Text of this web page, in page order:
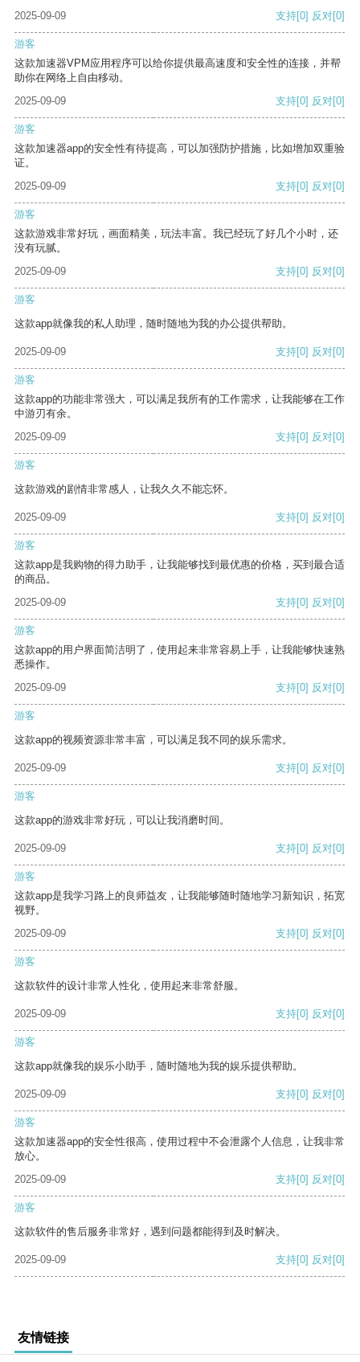
2025-09-09 支持[0] 反对[0]
游客
这款加速器VPM应用程序可以给你提供最高速度和安全性的连接，并帮
助你在网络上自由移动。
2025-09-09
支持[0] 反对[0]
游客
这款加速器app的安全性有待提高，可以加强防护措施，比如增加双重验
证。
2025-09-09
支持[0] 反对[0]
游客
这款游戏非常好玩，画面精美，玩法丰富。我已经玩了好几个小时，还
没有玩腻。
2025-09-09
支持[0] 反对[0]
游客
这款app就像我的私人助理，随时随地为我的办公提供帮助。
2025-09-09 支持[0] 反对[0]
游客
这款app的功能非常强大，可以满足我所有的工作需求，让我能够在工作
中游刃有余。
2025-09-09
支持[0] 反对[0]
游客
这款游戏的剧情非常感人，让我久久不能忘怀。
2025-09-09 支持[0] 反对[0]
游客
这款app是我购物的得力助手，让我能够找到最优惠的价格，买到最合适
的商品。
2025-09-09
支持[0] 反对[0]
游客
这款app的用户界面简洁明了，使用起来非常容易上手，让我能够快速熟
悉操作。
2025-09-09
支持[0] 反对[0]
游客
这款app的视频资源非常丰富，可以满足我不同的娱乐需求。
2025-09-09 支持[0] 反对[0]
游客
这款app的游戏非常好玩，可以让我消磨时间。
2025-09-09 支持[0] 反对[0]
游客
这款app是我学习路上的良师益友，让我能够随时随地学习新知识，拓宽
视野。
2025-09-09
支持[0] 反对[0]
游客
这款软件的设计非常人性化，使用起来非常舒服。
2025-09-09 支持[0] 反对[0]
游客
这款app就像我的娱乐小助手，随时随地为我的娱乐提供帮助。
2025-09-09 支持[0] 反对[0]
游客
这款加速器app的安全性很高，使用过程中不会泄露个人信息，让我非常
放心。
2025-09-09
支持[0] 反对[0]
游客
这款软件的售后服务非常好，遇到问题都能得到及时解决。
2025-09-09 支持[0] 反对[0]
友情链接